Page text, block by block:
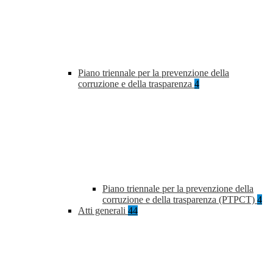
Piano triennale per la prevenzione della
corruzione e della trasparenza 4
Piano triennale per la prevenzione della
corruzione e della trasparenza (PTPCT) 4
Atti generali 44